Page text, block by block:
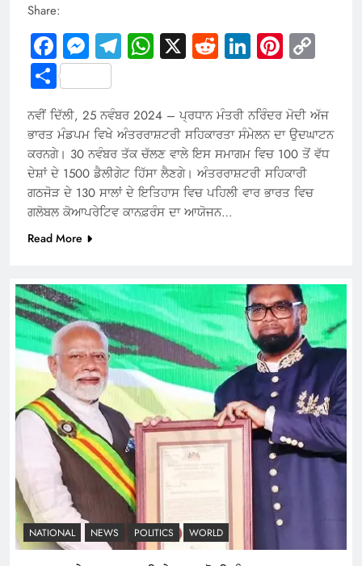
Share:
Facebook
Messenger
Telegram
WhatsApp
X RedditLinkedIn
Share
ਨਵੀਂ ਦਿੱਲੀ, 25 ਨਵੰਬਰ 2024 – ਪ੍ਰਧਾਨ ਮੰਤਰੀ ਨਰਿੰਦਰ ਮੋਦੀ ਅੱਜ
ਭਾਰਤ ਮੰਡਪਮ ਵਿਖੇ ਅੰਤਰਰਾਸ਼ਟਰੀ ਸਹਿਕਾਰਤਾ ਸੰਮੇਲਨ ਦਾ ਉਦਘਾਟਨ
ਕਰਨਗੇ। 30 ਨਵੰਬਰ ਤੱਕ ਚੱਲਣ ਵਾਲੇ ਇਸ ਸਮਾਗਮ ਵਿਚ 100 ਤੋਂ ਵੱਧ
ਦੇਸ਼ਾਂ ਦੇ 1500 ਡੈਲੀਗੇਟ ਹਿੱਸਾ ਲੈਣਗੇ। ਅੰਤਰਰਾਸ਼ਟਰੀ ਸਹਿਕਾਰੀ
ਗਠਜੋੜ ਦੇ 130 ਸਾਲਾਂ ਦੇ ਇਤਿਹਾਸ ਵਿਚ ਪਹਿਲੀ ਵਾਰ ਭਾਰਤ ਵਿਚ
ਗਲੋਬਲ ਕੋਆਪਰੇਟਿਵ ਕਾਨਫ਼ਰੰਸ ਦਾ ਆਯੋਜਨ…
Read More
NATIONAL NEWS POLITICS WORLD